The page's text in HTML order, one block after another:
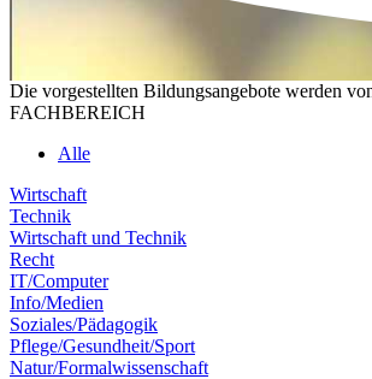
Die vorgestellten Bildungsangebote werden
FACHBEREICH
Alle
Wirtschaft
Technik
Wirtschaft und Technik
Recht
IT/Computer
Info/Medien
Soziales/Pädagogik
Pflege/Gesundheit/Sport
Natur/Formalwissenschaft